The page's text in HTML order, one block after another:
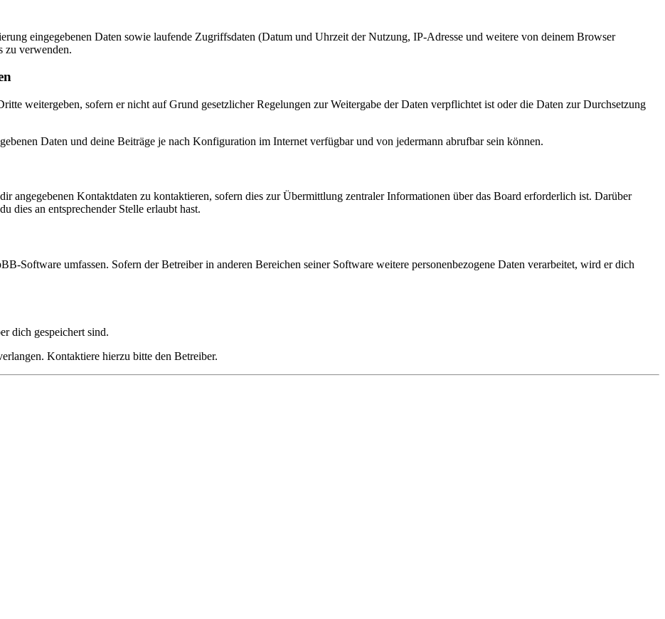
eingegebenen Daten sowie laufende Zugriffsdaten (Datum und Uhrzeit der Nutzung, IP-Adresse und weitere von deinem Browser
zu verwenden.
weitergeben, sofern er nicht auf Grund gesetzlicher Regelungen zur Weitergabe der Daten verpflichtet ist oder die Daten zur Durchsetzung
Daten und deine Beiträge je nach Konfiguration im Internet verfügbar und von jedermann abrufbar sein können.
angegebenen Kontaktdaten zu kontaktieren, sofern dies zur Übermittlung zentraler Informationen über das Board erforderlich ist. Darüber
dies an entsprechender Stelle erlaubt hast.
Software umfassen. Sofern der Betreiber in anderen Bereichen seiner Software weitere personenbezogene Daten verarbeitet, wird er dich
dich gespeichert sind.
Kontaktiere hierzu bitte den Betreiber.